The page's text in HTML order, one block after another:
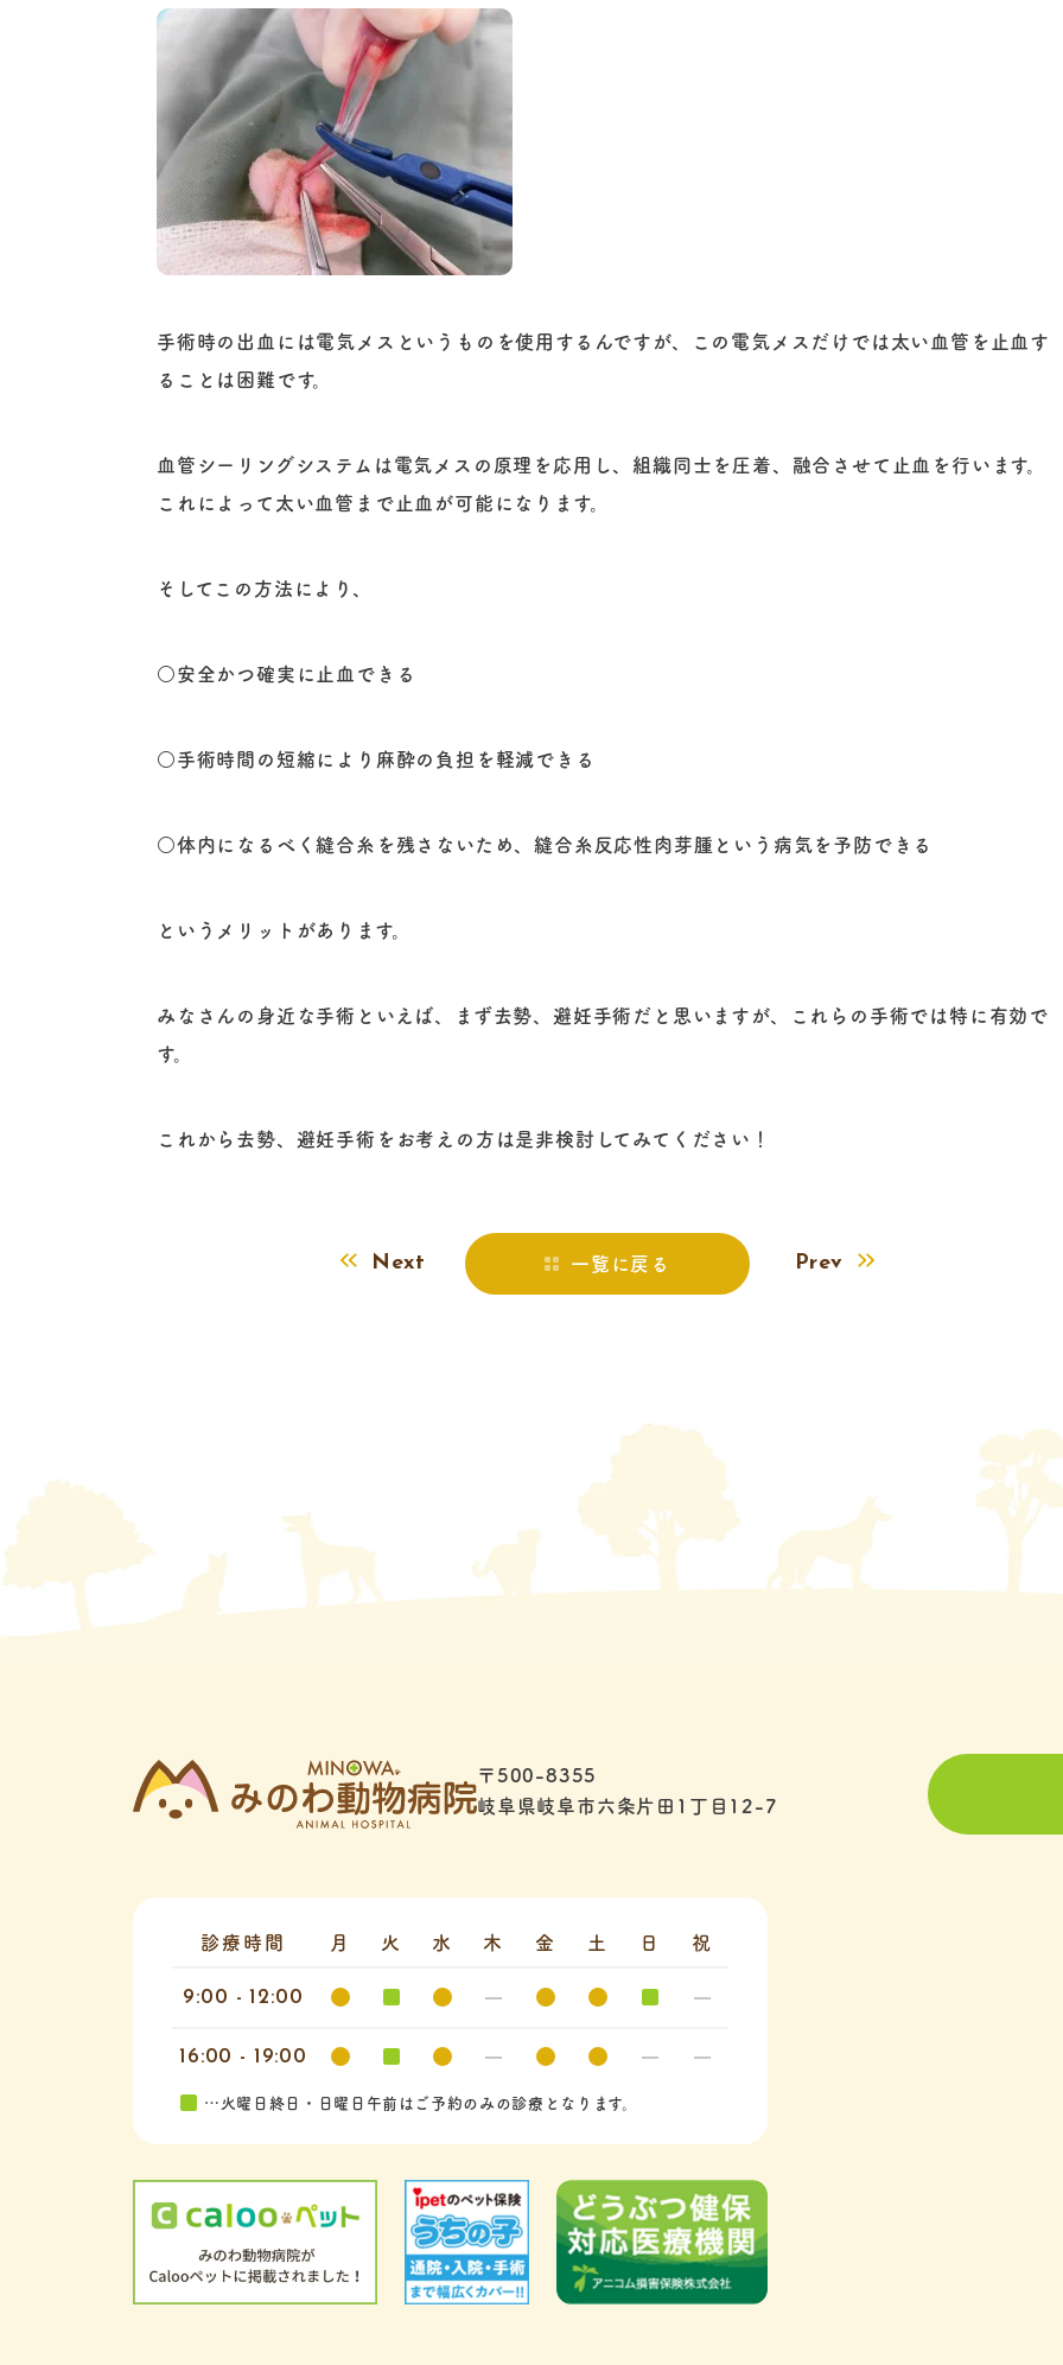
手術時の出血には電気メスというものを使用するんですが、この電気メスだけでは太い血管を止血す
ることは困難です。
血管シーリングシステムは電気メスの原理を応用し、組織同士を圧着、融合させて止血を行います。
これによって太い血管まで止血が可能になります。
そしてこの方法により、
○安全かつ確実に止血できる
○手術時間の短縮により麻酔の負担を軽減できる
○体内になるべく縫合糸を残さないため、縫合糸反応性肉芽腫という病気を予防できる
というメリットがあります。
みなさんの身近な手術といえば、まず去勢、避妊手術だと思いますが、これらの手術では特に有効で
す。
これから去勢、避妊手術をお考えの方は是非検討してみてください！
Next 一覧に戻る Prev
〒500-8355
岐阜県岐阜市六条片田1丁目12-7
診療時間 月 火 水 木 金 土 日 祝
9:00 - 12:00
16:00 - 19:00
…火曜日終日・日曜日午前はご予約のみの診療となります。